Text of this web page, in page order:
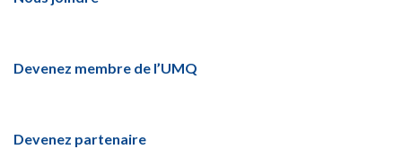
Devenez membre de l’UMQ
Devenez partenaire